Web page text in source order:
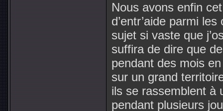
Nous avons enfin
d’entr’aide parmi
sujet si vaste que
suffira de dire que
pendant des mois
sur un grand
ils se rassemblent à
pendant plusieurs